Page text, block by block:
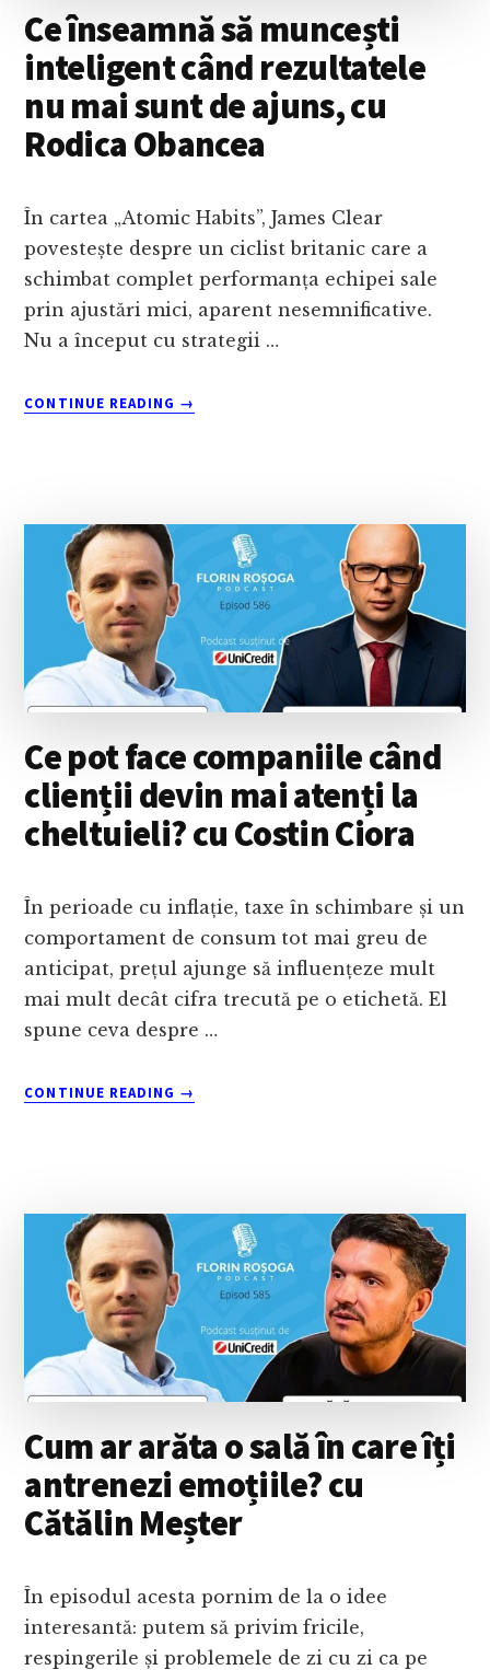
MEZEI
Ce înseamnă să muncești
inteligent când rezultatele
nu mai sunt de ajuns, cu
Rodica Obancea
În cartea „Atomic Habits”, James Clear
povestește despre un ciclist britanic care a
schimbat complet performanța echipei sale
prin ajustări mici, aparent nesemnificative.
Nu a început cu strategii …
CONTINUE READING
ABOUT
REZULTATELE
NU
MAI
SUNT
AJUNS,
CU
OBANCEA
→
Ce pot face companiile când
clienții devin mai atenți la
cheltuieli? cu Costin Ciora
În perioade cu inflație, taxe în schimbare și un
comportament de consum tot mai greu de
anticipat, prețul ajunge să influențeze mult
mai mult decât cifra trecută pe o etichetă. El
spune ceva despre …
CONTINUE READING
ABOUT
CLIENȚII
MAI
ATENȚI
CHELTUIELI?
CU
COSTIN
→
Cum ar arăta o sală în care îți
antrenezi emoțiile? cu
Cătălin Meșter
În episodul acesta pornim de la o idee
interesantă: putem să privim fricile,
respingerile și problemele de zi cu zi ca pe